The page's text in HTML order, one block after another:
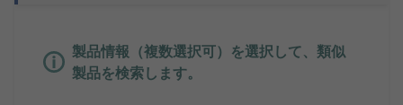
製品情報（複数選択可）を選択して、類似
製品を検索します。